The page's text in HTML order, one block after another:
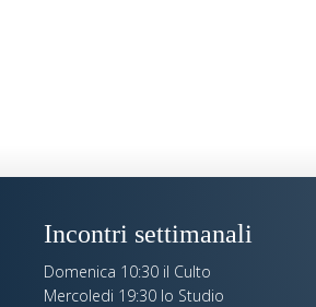
Incontri settimanali
Domenica 10:30 il Culto
Mercoledi 19:30 lo Studio